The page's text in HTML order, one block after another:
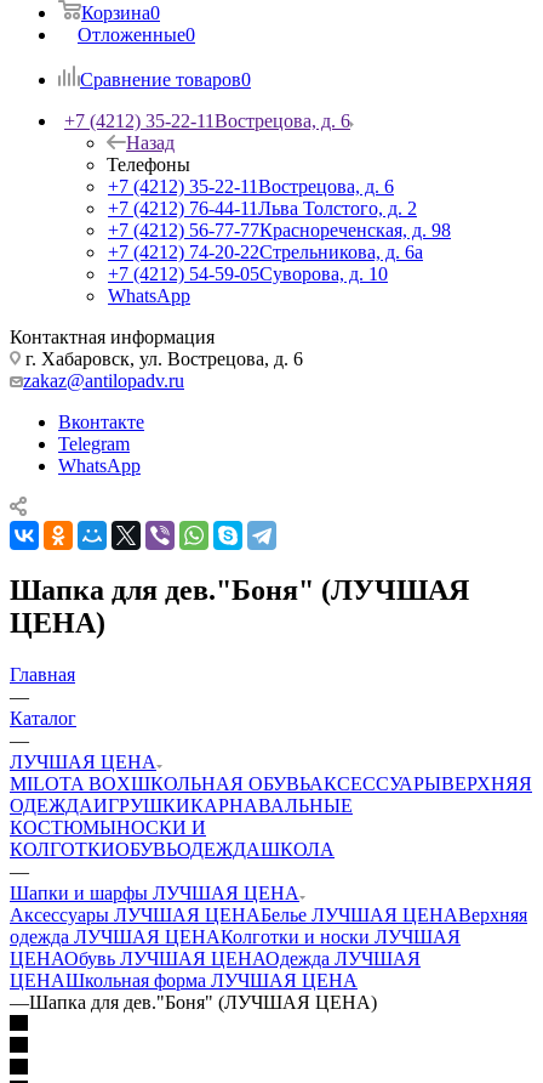
Корзина0
Отложенные0
Сравнение товаров0
+7 (4212) 35-22-11Вострецова, д. 6
Назад
Телефоны
+7 (4212) 35-22-11Вострецова, д. 6
+7 (4212) 76-44-11Льва Толстого, д. 2
+7 (4212) 56-77-77Краснореченская, д. 98
+7 (4212) 74-20-22Стрельникова, д. 6а
+7 (4212) 54-59-05Суворова, д. 10
WhatsApp
Контактная информация
г. Хабаровск, ул. Вострецова, д. 6
zakaz@antilopadv.ru
Вконтакте
Telegram
WhatsApp
Шапка для дев."Боня" (ЛУЧШАЯ
ЦЕНА)
Главная
—
Каталог
—
ЛУЧШАЯ ЦЕНА
MILOTA BOXШКОЛЬНАЯ ОБУВЬАКСЕССУАРЫВЕРХНЯЯ
ОДЕЖДАИГРУШКИКАРНАВАЛЬНЫЕ
КОСТЮМЫНОСКИ И
КОЛГОТКИОБУВЬОДЕЖДАШКОЛА
—
Шапки и шарфы ЛУЧШАЯ ЦЕНА
Аксессуары ЛУЧШАЯ ЦЕНАБелье ЛУЧШАЯ ЦЕНАВерхняя
одежда ЛУЧШАЯ ЦЕНАКолготки и носки ЛУЧШАЯ
ЦЕНАОбувь ЛУЧШАЯ ЦЕНАОдежда ЛУЧШАЯ
ЦЕНАШкольная форма ЛУЧШАЯ ЦЕНА
—Шапка для дев."Боня" (ЛУЧШАЯ ЦЕНА)